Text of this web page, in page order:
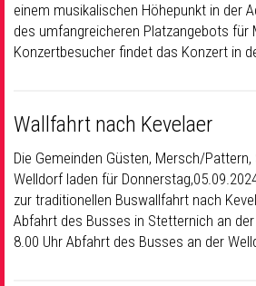
Sakramente & Feste
Gemeinschaft & Soziales
Seelsorge & Kontakt
einem musikalischen Höhepunkt in der
des umfangreicheren Platzangebots für
Konzertbesucher findet das Konzert in
Wallfahrt nach Kevelaer
Die Gemeinden Güsten, Mersch/
Welldorf laden für
zur traditionellen Buswallfahrt nach
Abfahrt des Busses in Stetternich an
8.00 Uhr Abfahrt des Busses an der